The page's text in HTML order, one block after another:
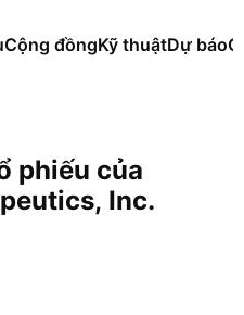
Cộng đồngKỹ thuậtDự báo
phiếu của
Inc.